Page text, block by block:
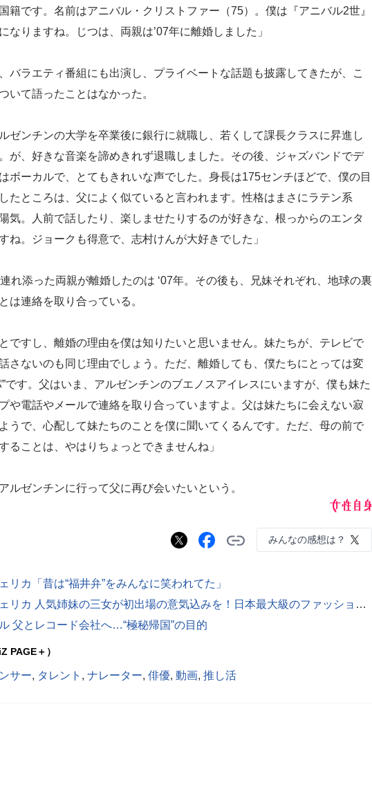
籍です。名前はアニバル・クリストファー（75）。僕は『アニバル2世』
なりますね。じつは、両親は’07年に離婚しました」
バラエティ番組にも出演し、プライベートな話題も披露してきたが、こ
いて語ったことはなかった。
ルゼンチンの大学を卒業後に銀行に就職し、若くして課長クラスに昇進し
が、好きな音楽を諦めきれず退職しました。その後、ジャズバンドでデ
ボーカルで、とてもきれいな声でした。身長は175センチほどで、僕の目
たところは、父によく似ていると言われます。性格はまさにラテン系
気。人前で話したり、楽しませたりするのが好きな、根っからのエンタ
ね。ジョークも得意で、志村けんが大好きでした」
れ添った両親が離婚したのは ‘07年。その後も、兄妹それぞれ、地球の裏
は連絡を取り合っている。
とですし、離婚の理由を僕は知りたいと思いません。妹たちが、テレビで
さないのも同じ理由でしょう。ただ、離婚しても、僕たちにとっては変
”です。父はいま、アルゼンチンのブエノスアイレスにいますが、僕も妹た
や電話やメールで連絡を取り合っていますよ。父は妹たちに会えない寂
うで、心配して妹たちのことを僕に聞いてくるんです。ただ、母の前で
ることは、やはりちょっとできませんね」
ルゼンチンに行って父に再び会いたいという。
みんなの感想は？
リカ「昔は“福井弁”をみんなに笑われてた」
道端アンジェリカ 人気姉妹の三女が初出場の意気込みを！日本最大級のファッションショーが開催
父とレコード会社へ…“極秘帰国”の目的
PAGE＋）
サー, タレント , ナレーター, 俳優, 動画, 推し活